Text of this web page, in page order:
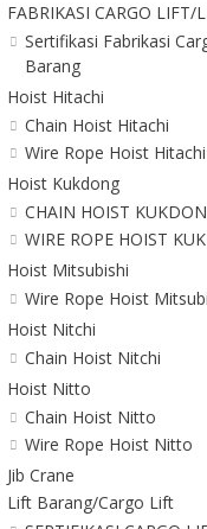
FABRIKASI CARGO LIFT/
Sertifikasi Fabrikasi
Barang
Hoist Hitachi
Chain Hoist Hitachi
Wire Rope Hoist Hitachi
Hoist Kukdong
CHAIN HOIST
WIRE ROPE HOIST
Hoist Mitsubishi
Wire Rope Hoist
Hoist Nitchi
Chain Hoist Nitchi
Hoist Nitto
Chain Hoist Nitto
Wire Rope Hoist Nitto
Jib Crane
Lift Barang/Cargo Lift